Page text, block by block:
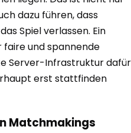
dazu führen, dass
Spiel verlassen. Ein
und spannende
Server-Infrastruktur dafür
erst stattfinden
Matchmakings